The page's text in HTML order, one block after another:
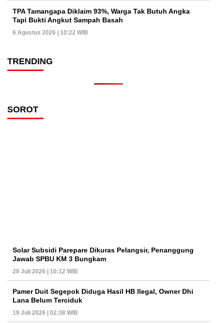
TPA Tamangapa Diklaim 93%, Warga Tak Butuh Angka
Tapi Bukti Angkut Sampah Basah
6 Agustus 2026 | 10:22 WIB
TRENDING
SOROT
Solar Subsidi Parepare Dikuras Pelangsir, Penanggung
Jawab SPBU KM 3 Bungkam
28 Juli 2026 | 10:12 WIB
Pamer Duit Segepok Diduga Hasil HB Ilegal, Owner Dhi
Lana Belum Terciduk
19 Juli 2026 | 02:38 WIB